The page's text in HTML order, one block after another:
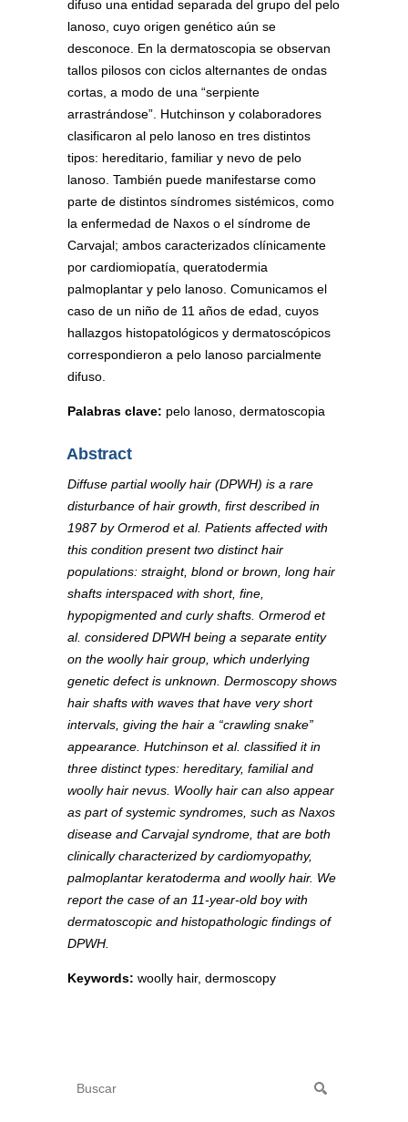
difuso una entidad separada del grupo del pelo
lanoso, cuyo origen genético aún se
desconoce. En la dermatoscopia se observan
tallos pilosos con ciclos alternantes de ondas
cortas, a modo de una “serpiente
arrastrándose”. Hutchinson y colaboradores
clasificaron al pelo lanoso en tres distintos
tipos: hereditario, familiar y nevo de pelo
lanoso. También puede manifestarse como
parte de distintos síndromes sistémicos, como
la enfermedad de Naxos o el síndrome de
Carvajal; ambos caracterizados clínicamente
por cardiomiopatía, queratodermia
palmoplantar y pelo lanoso. Comunicamos el
caso de un niño de 11 años de edad, cuyos
hallazgos histopatológicos y dermatoscópicos
correspondieron a pelo lanoso parcialmente
difuso.
Palabras clave: pelo lanoso, dermatoscopia
Abstract
Diffuse partial woolly hair (DPWH) is a rare
disturbance of hair growth, first described in
1987 by Ormerod et al. Patients affected with
this condition present two distinct hair
populations: straight, blond or brown, long hair
shafts interspaced with short, fine,
hypopigmented and curly shafts. Ormerod et
al. considered DPWH being a separate entity
on the woolly hair group, which underlying
genetic defect is unknown. Dermoscopy shows
hair shafts with waves that have very short
intervals, giving the hair a “crawling snake”
appearance. Hutchinson et al. classified it in
three distinct types: hereditary, familial and
woolly hair nevus. Woolly hair can also appear
as part of systemic syndromes, such as Naxos
disease and Carvajal syndrome, that are both
clinically characterized by cardiomyopathy,
palmoplantar keratoderma and woolly hair. We
report the case of an 11-year-old boy with
dermatoscopic and histopathologic findings of
DPWH.
Keywords: woolly hair, dermoscopy